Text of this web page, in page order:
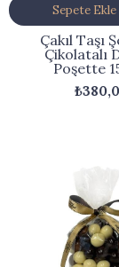
Çakıl Taşı
Çikolatalı
Poşette
Sepete Ekle